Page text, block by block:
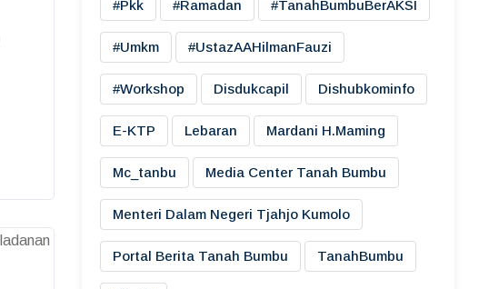
#pkk #ramadan #TanahBumbuBerAKSI
#umkm #UstazAAHilmanFauzi
#workshop Disdukcapil Dishubkominfo
E-KTP Lebaran Mardani H.maming
Mc_tanbu Media Center Tanah Bumbu
Menteri Dalam Negeri Tjahjo Kumolo
Portal Berita Tanah Bumbu TanahBumbu